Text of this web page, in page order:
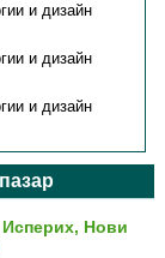
и дизайн
и дизайн
и дизайн
Нови